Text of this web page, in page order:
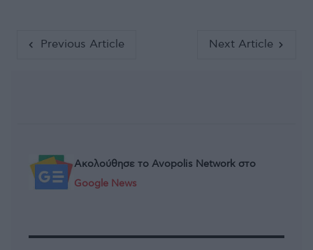
Previous Article Next Article
Ακολούθησε το Avopolis Network στο
Google News